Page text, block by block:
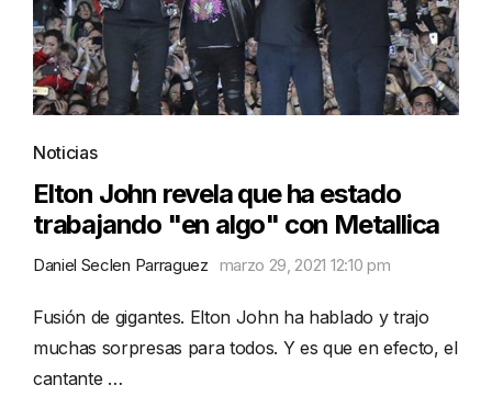
Noticias
Elton John revela que ha estado
trabajando "en algo" con Metallica
Daniel Seclen Parraguez marzo 29, 2021 12:10 pm
Fusión de gigantes. Elton John ha hablado y trajo
muchas sorpresas para todos. Y es que en efecto, el
cantante …